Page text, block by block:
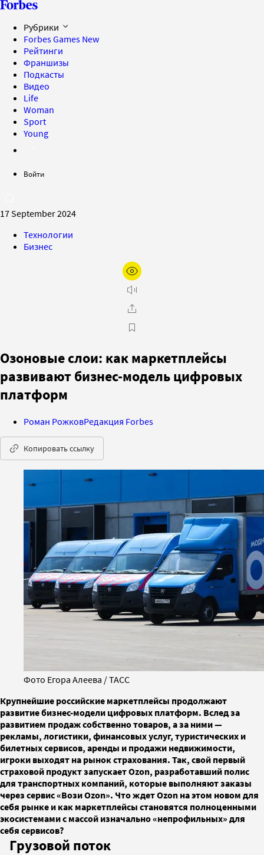
Рубрики
Forbes Games New
Рейтинги
Франшизы
Подкасты
Видео
Life
Woman
Sport
Young
Войти
17 September 2024
Технологии
Бизнес
Озоновые слои: как маркетплейсы
развивают бизнес-модель цифровых
платформ
Роман РожковРедакция Forbes
Копировать ссылку
Фото Егора Алеева / ТАСС
Крупнейшие российские маркетплейсы продолжают
развитие бизнес-модели цифровых платформ. Вслед за
развитием продаж собственно товаров, а за ними —
рекламы, логистики, финансовых услуг, туристических и
билетных сервисов, аренды и продажи недвижимости,
игроки выходят на рынок страхования. Так, свой первый
страховой продукт запускает Ozon, разработавший полис
для транспортных компаний, которые выполняют заказы
через сервис «Вози Ozon». Что ждет Ozon на этом новом для
себя рынке и как маркетплейсы становятся полноценными
экосистемами с массой изначально «непрофильных» для
себя сервисов?
Грузовой поток